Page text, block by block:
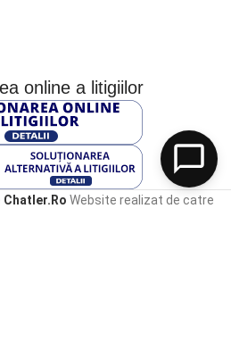
online a litigiilor
Chatler.Ro Website realizat de catre